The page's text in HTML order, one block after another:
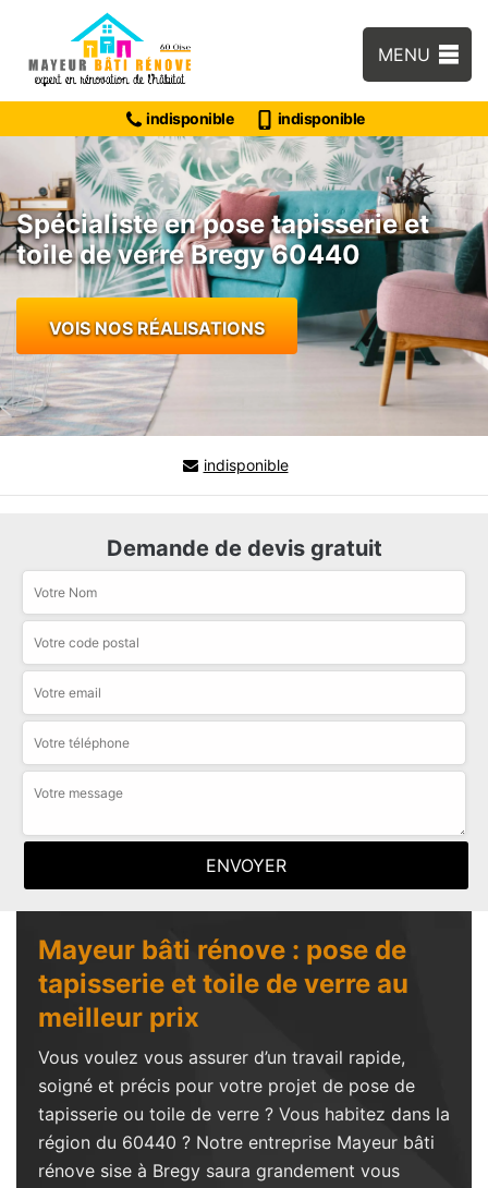
MENU
indisponible indisponible
Spécialiste en pose tapisserie et
toile de verre Bregy 60440
VOIS NOS RÉALISATIONS
indisponible
Demande de devis gratuit
Mayeur bâti rénove : pose de
tapisserie et toile de verre au
meilleur prix
Vous voulez vous assurer d’un travail rapide,
soigné et précis pour votre projet de pose de
tapisserie ou toile de verre ? Vous habitez dans la
région du 60440 ? Notre entreprise Mayeur bâti
rénove sise à Bregy saura grandement vous